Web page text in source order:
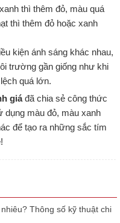
thì thêm đỏ, màu quá
thì thêm đỏ hoặc xanh
kiện ánh sáng khác nhau,
trường gần giống như khi
quá lớn.
giáđã chia sẻ công thức
dụng màu đỏ, màu xanh
để tạo ra những sắc tím
Thông số kỹ thuật chi